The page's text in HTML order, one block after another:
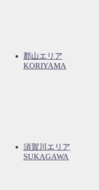
郡山エリア
KORIYAMA
須賀川エリア
SUKAGAWA